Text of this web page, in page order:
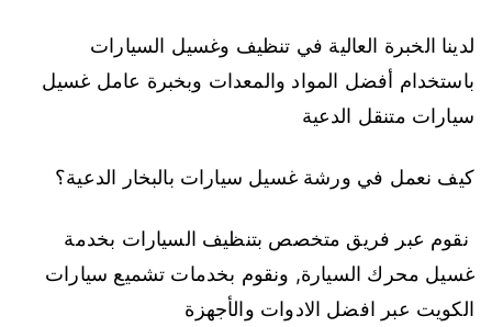
لدينا الخبرة العالية في تنظيف وغسيل السيارات
باستخدام أفضل المواد والمعدات وبخبرة عامل غسيل
سيارات متنقل الدعية
كيف نعمل في ورشة غسيل سيارات بالبخار الدعية؟
نقوم عبر فريق متخصص بتنظيف السيارات بخدمة
غسيل محرك السيارة, ونقوم بخدمات تشميع سيارات
الكويت عبر افضل الادوات والأجهزة